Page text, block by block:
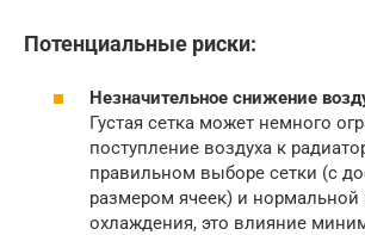
Потенциальные риски:
Незначительное снижение
Густая сетка может немного
поступление воздуха к
правильном выборе сетки (с
размером ячеек) и нормальной
охлаждения, это влияние